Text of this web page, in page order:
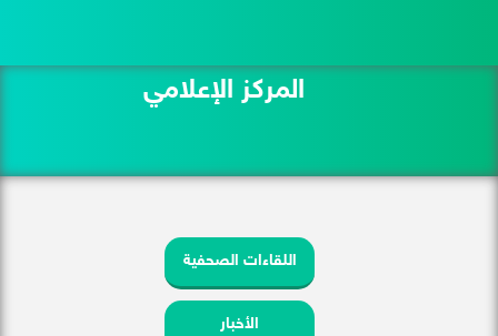
المركز الإعلامي
اللقاءات الصحفية
الأخبار